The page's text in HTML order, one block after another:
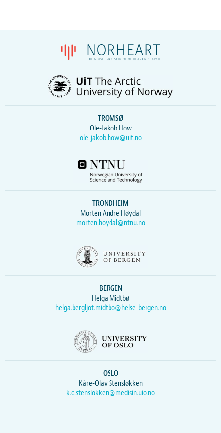
TROMSØ
Ole-Jakob How
ole-jakob.how@uit.no
TRONDHEIM
Morten Andre Høydal
morten.hoydal@ntnu.no
BERGEN
Helga Midtbø
helga.bergljot.midtbo@helse-bergen.no
OSLO
Kåre-Olav Stensløkken
k.o.stenslokken@medisin.uio.no